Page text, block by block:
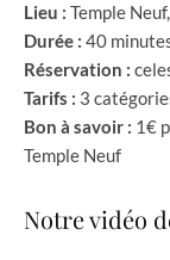
Lieu : Temple
Durée : 40
Réservation :
Tarifs : 3
Bon à savoir : 1€
Temple Neuf
Notre vidéo